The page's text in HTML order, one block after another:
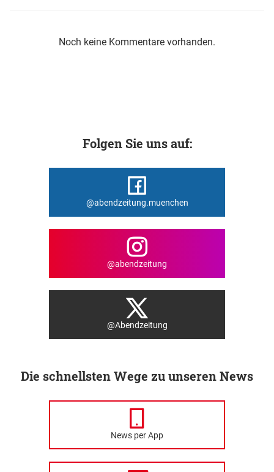
Noch keine Kommentare vorhanden.
Folgen Sie uns auf:
@abendzeitung.muenchen
@abendzeitung
@Abendzeitung
Die schnellsten Wege zu unseren News
News per App